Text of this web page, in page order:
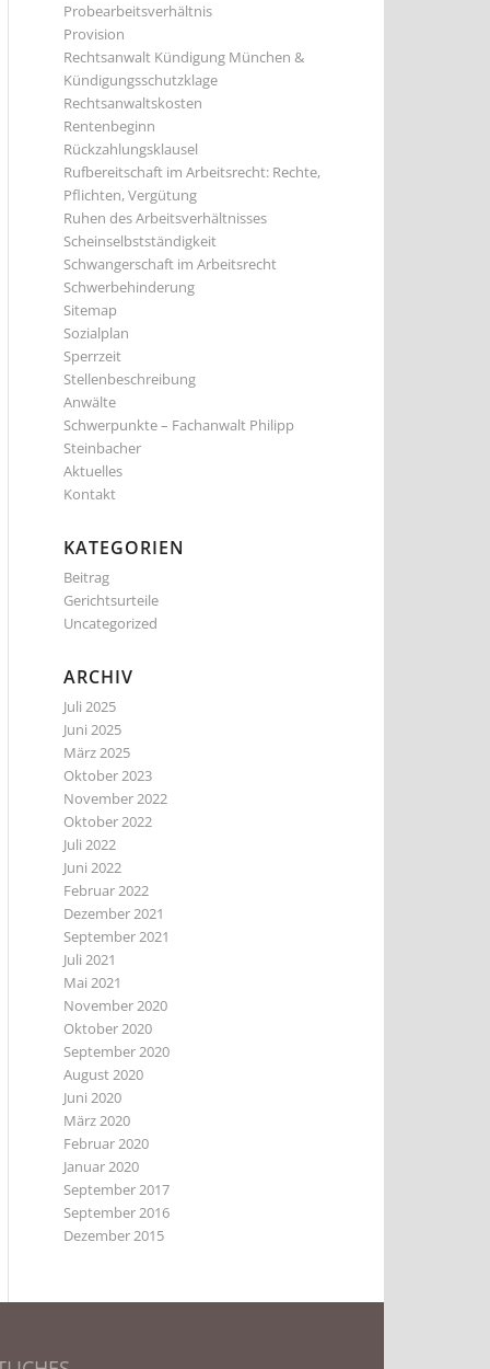
Probearbeitsverhältnis
Provision
Rechtsanwalt Kündigung München &
Kündigungsschutzklage
Rechtsanwaltskosten
Rentenbeginn
Rückzahlungsklausel
Rufbereitschaft im Arbeitsrecht: Rechte,
Pflichten, Vergütung
Ruhen des Arbeitsverhältnisses
Scheinselbstständigkeit
Schwangerschaft im Arbeitsrecht
Schwerbehinderung
Sitemap
Sozialplan
Sperrzeit
Stellenbeschreibung
Anwälte
Schwerpunkte – Fachanwalt Philipp
Steinbacher
Aktuelles
Kontakt
KATEGORIEN
Beitrag
Gerichtsurteile
Uncategorized
ARCHIV
Juli 2025
Juni 2025
März 2025
Oktober 2023
November 2022
Oktober 2022
Juli 2022
Juni 2022
Februar 2022
Dezember 2021
September 2021
Juli 2021
Mai 2021
November 2020
Oktober 2020
September 2020
August 2020
Juni 2020
März 2020
Februar 2020
Januar 2020
September 2017
September 2016
Dezember 2015